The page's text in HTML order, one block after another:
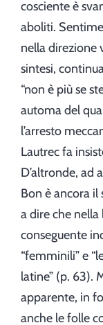
cosciente è
aboliti.
nella direzione
sintesi,
“non è più se
automa del
l’arresto
Lautrec fa
D’altronde, ad
Bon è ancora il
a dire che
conseguente
“femminili” e
latine” (p. 63).
apparente, in
anche le folle